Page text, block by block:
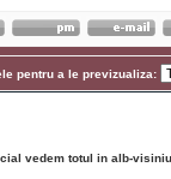
pentru a le previzualiza:
vedem totul in alb-